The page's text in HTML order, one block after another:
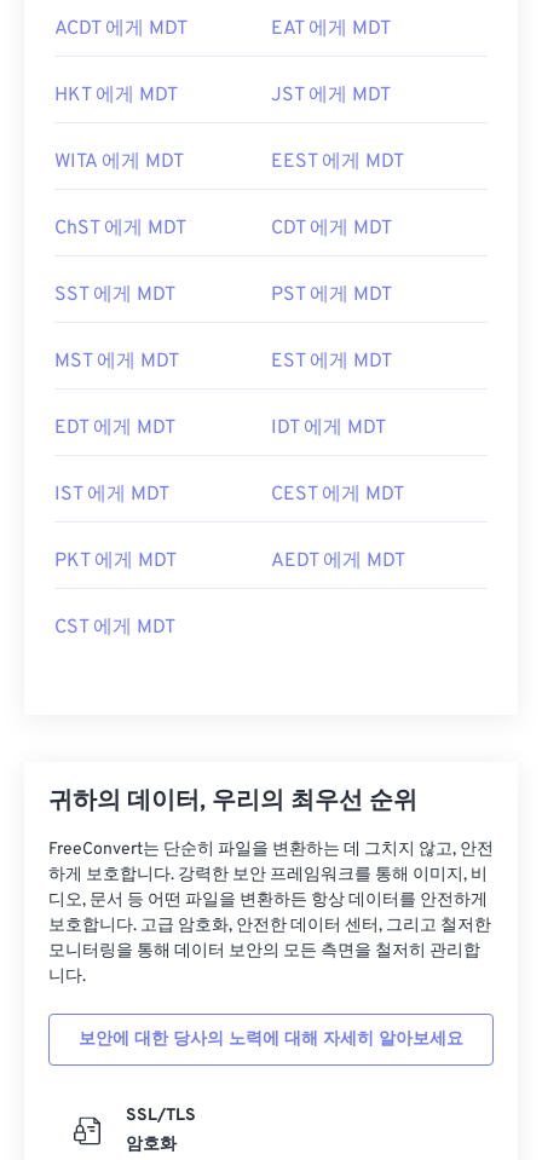
ACDT 에게 MDT EAT 에게 MDT
HKT 에게 MDT JST 에게 MDT
WITA 에게 MDT EEST 에게 MDT
ChST 에게 MDT CDT 에게 MDT
SST 에게 MDT PST 에게 MDT
MST 에게 MDT EST 에게 MDT
EDT 에게 MDT IDT 에게 MDT
IST 에게 MDT CEST 에게 MDT
PKT 에게 MDT AEDT 에게 MDT
CST 에게 MDT
귀하의 데이터, 우리의 최우선 순위
FreeConvert는 단순히 파일을 변환하는 데 그치지 않고, 안전
하게 보호합니다. 강력한 보안 프레임워크를 통해 이미지, 비
디오, 문서 등 어떤 파일을 변환하든 항상 데이터를 안전하게
보호합니다. 고급 암호화, 안전한 데이터 센터, 그리고 철저한
모니터링을 통해 데이터 보안의 모든 측면을 철저히 관리합
니다.
보안에 대한 당사의 노력에 대해 자세히 알아보세요
SSL/TLS
암호화